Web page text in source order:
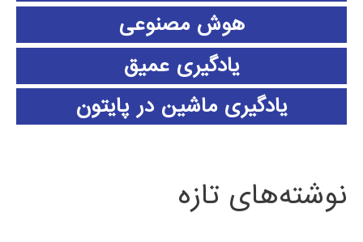
هوش مصنوعی
یادگیری عمیق
یادگیری ماشین در پایتون
نوشته‌های تازه